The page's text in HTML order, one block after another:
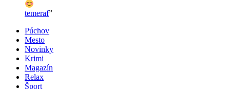
temeraf”
Púchov
Mesto
Novinky
Krimi
Magazín
Relax
Šport